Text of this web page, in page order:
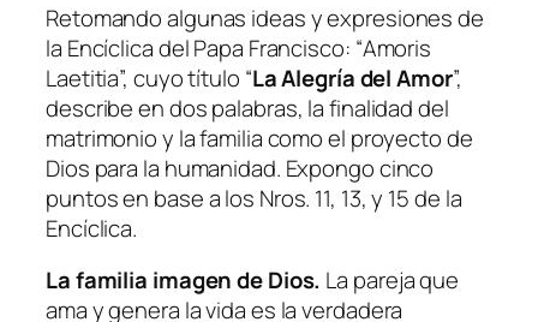
Retomando algunas ideas y expresiones de
la Encíclica del Papa Francisco: “Amoris
Laetitia”, cuyo título “La Alegría del Amor”,
describe en dos palabras, la finalidad del
matrimonio y la familia como el proyecto de
Dios para la humanidad. Expongo cinco
puntos en base a los Nros. 11, 13, y 15 de la
Encíclica.
La familia imagen de Dios. La pareja que
ama y genera la vida es la verdadera